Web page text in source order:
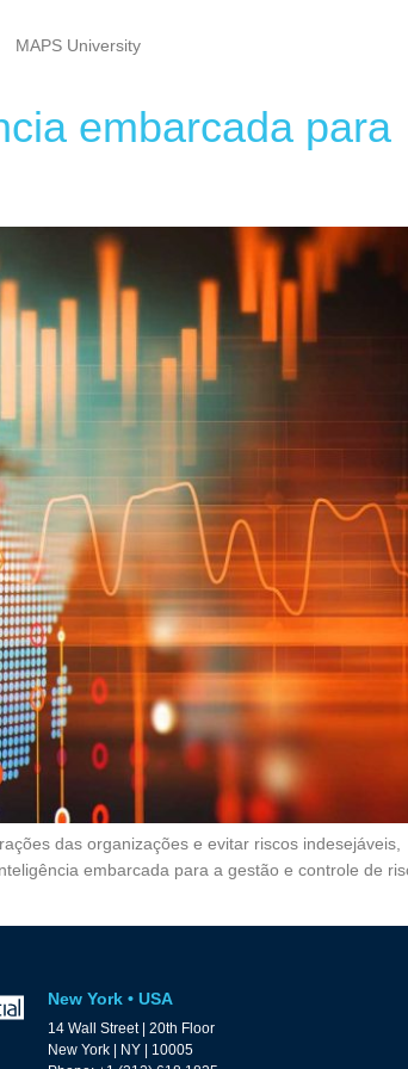
MAPS University
embarcada para
das organizações e evitar riscos indesejáveis,
embarcada para a gestão e controle de
New York • USA
14 Wall Street | 20th Floor
New York | NY | 10005